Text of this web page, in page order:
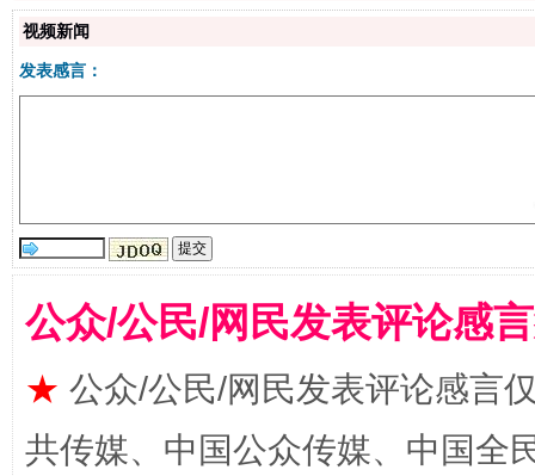
揭批美国五大"原罪" "炒
视频新闻
发表感言：
公众/公民/网民发表评论感
★ 公众/公民/网民发表评论感言
共传媒、中国公众传媒、中国全